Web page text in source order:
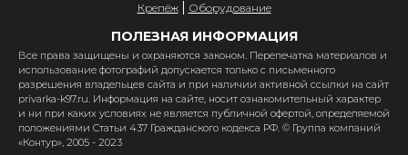
Крепёж Оборудование
ПОЛЕЗНАЯ ИНФОРМАЦИЯ
Все права защищены и охраняются законом. Перепечатка материалов и
использование фотографий допускается только с письменного
разрешения владельцев сайта и при наличии активной ссылки на сайт
privarka-k97.ru. Информация на сайте, носит ознакомительный характер
и ни при каких условиях не является публичной офертой, определяемой
положениями Статьи 437 Гражданского кодекса РФ. © Группа компаний
«Контур», 2005 - 2023